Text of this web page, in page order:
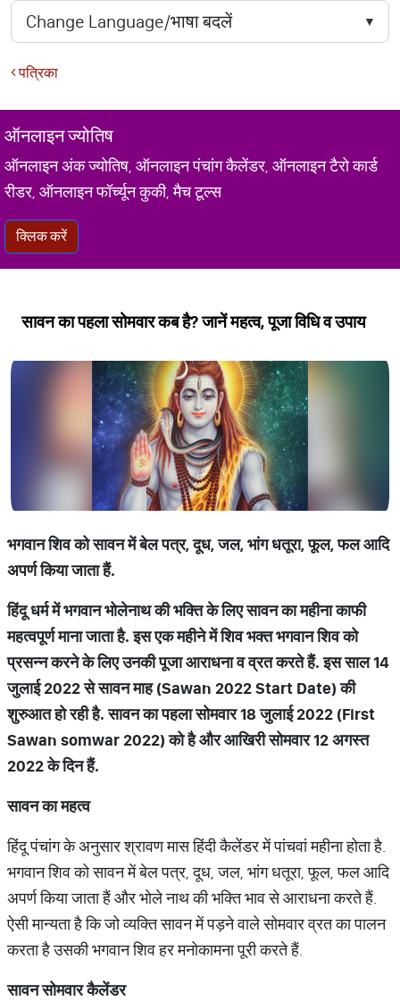
पत्रिका
ऑनलाइन ज्योतिष
ऑनलाइन अंक ज्योतिष, ऑनलाइन पंचांग कैलेंडर, ऑनलाइन टैरो कार्ड
रीडर, ऑनलाइन फॉर्च्यून कुकी, मैच टूल्स
क्लिक करें
सावन का पहला सोमवार कब है? जानें महत्व, पूजा विधि व उपाय
भगवान शिव को सावन में बेल पत्र, दूध, जल, भांग धतूरा, फूल, फल आदि
अपर्ण किया जाता हैं.
हिंदू धर्म में भगवान भोलेनाथ की भक्ति के लिए सावन का महीना काफी
महत्वपूर्ण माना जाता है. इस एक महीने में शिव भक्त भगवान शिव को
प्रसन्न करने के लिए उनकी पूजा आराधना व व्रत करते हैं. इस साल 14
जुलाई 2022से सावन माह (Sawan 2022 Start Date)की
शुरुआत हो रही है. सावन का पहला सोमवार 18जुलाई 2022 (First
Sawan somwar 2022)को है और आखिरी सोमवार 12अगस्त
2022के दिन हैं.
सावन का महत्व
हिंदू पंचांग के अनुसार श्रावण मास हिंदी कैलेंडर में पांचवां महीना होता है.
भगवान शिव को सावन में बेल पत्र, दूध, जल, भांग धतूरा, फूल, फल आदि
अपर्ण किया जाता हैं और भोले नाथ की भक्ति भाव से आराधना करते हैं.
ऐसी मान्यता है कि जो व्यक्ति सावन में पड़ने वाले सोमवार व्रत का पालन
करता है उसकी भगवान शिव हर मनोकामना पूरी करते हैं.
सावन सोमवार कैलेंडर